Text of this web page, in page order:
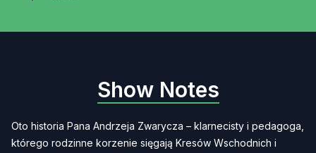
Show Notes
Oto historia Pana Andrzeja Zwarycza – klarnecisty i pedagoga,
którego rodzinne korzenie sięgają Kresów Wschodnich i